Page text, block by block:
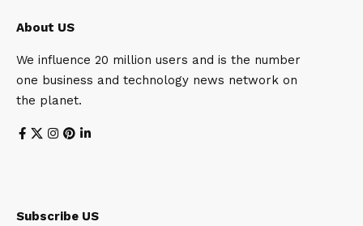
About US
We influence 20 million users and is the number
one business and technology news network on
the planet.
Subscribe US